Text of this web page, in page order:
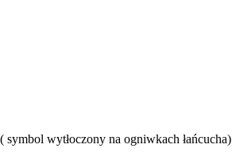
symbol wytłoczony na ogniwkach łańcucha)